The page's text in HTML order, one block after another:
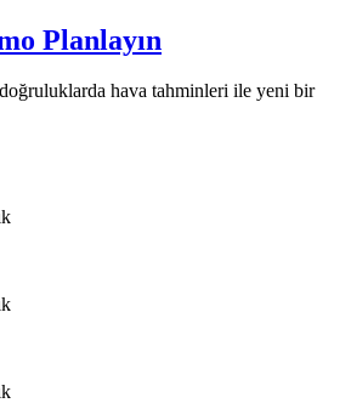
Planlayın
hava tahminleri ile yeni bir